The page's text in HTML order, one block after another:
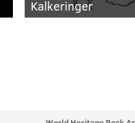
Kalkeringer